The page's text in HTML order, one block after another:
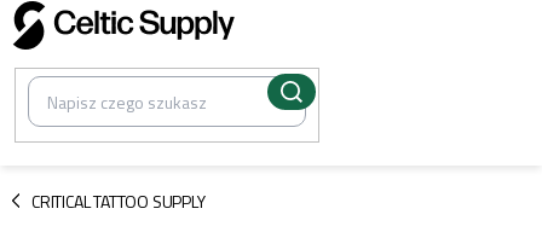
Przejść
do
treści
CRITICAL TATTOO SUPPLY
/